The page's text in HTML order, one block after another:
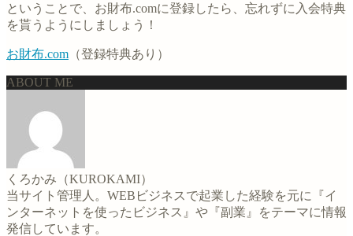
ということで、お財布.comに登録したら、忘れずに入会特典
を貰うようにしましょう！
お財布.com （登録特典あり）
ABOUT ME
くろかみ（KUROKAMI）
当サイト管理人。WEBビジネスで起業した経験を元に『イ
ンターネットを使ったビジネス』や『副業』をテーマに情報
発信しています。